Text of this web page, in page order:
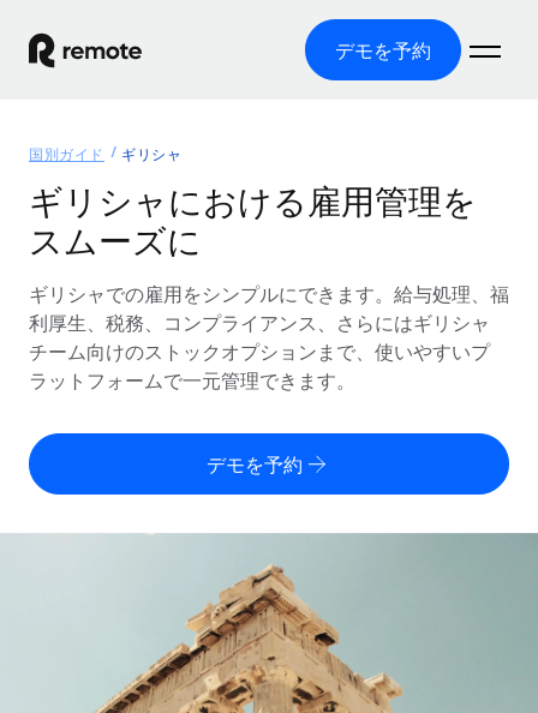
デモを予約
グローバル雇用
グローバル給与処理
コンプライアンス対応の給与処理を手軽に
Employer of Record（EOR）
グローバル展開をコストをかけずに実現
Contractor of Record
世界中の契約社員と法令を遵守して契約
複雑な雇用関連業務を外部委託
インフラ
ソリューション
各国の制度に対応
国別ガイド
/国別のグローバル雇用支援を検索する
Remoteを他社と比較
スタートアップ
成長中の企業向けのアジャイルなグローバルHR・給与処理ソ
リューション
リソース
ツールと計算ツール
従業員コスト計算ツール
グローバルな契約社員向けに、通貨オプションと支払スピー
REMOTEで学習
価格
English
ログイン
国別ガイド ギリシャ
ギリシャにおける雇用管理を
スムーズに
ギリシャでの雇用をシンプルにできます。給与処理、福
利厚生、税務、コンプライアンス、さらにはギリシャ
チーム向けのストックオプションまで、使いやすいプ
ラットフォームで一元管理できます。
デモを予約